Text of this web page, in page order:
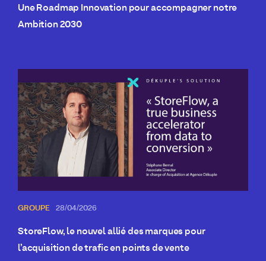
Une Roadmap Innovation pour accompagner notre
Ambition 2030
GROUPE 28/04/2026
StoreFlow, le nouvel allié des marques pour
l’acquisition de trafic en points de vente